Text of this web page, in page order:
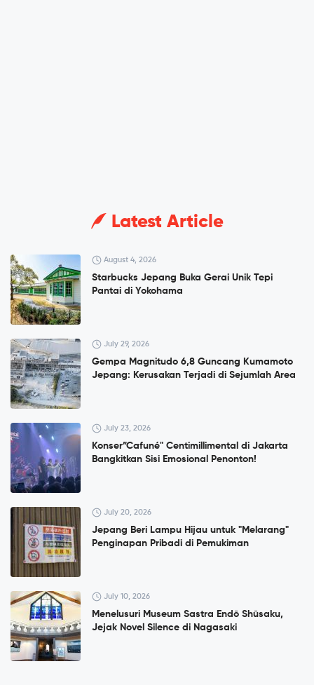
Latest Article
August 4, 2026
Starbucks Jepang Buka Gerai Unik Tepi
Pantai di Yokohama
July 29, 2026
Gempa Magnitudo 6,8 Guncang Kumamoto
Jepang: Kerusakan Terjadi di Sejumlah Area
July 23, 2026
Konser”Cafuné" Centimillimental di Jakarta
Bangkitkan Sisi Emosional Penonton!
July 20, 2026
Jepang Beri Lampu Hijau untuk "Melarang"
Penginapan Pribadi di Pemukiman
July 10, 2026
Menelusuri Museum Sastra Endō Shūsaku,
Jejak Novel Silence di Nagasaki